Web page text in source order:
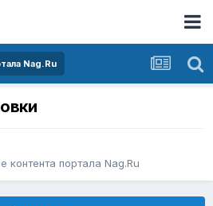
Nag.Ru
контента портала Nag.Ru